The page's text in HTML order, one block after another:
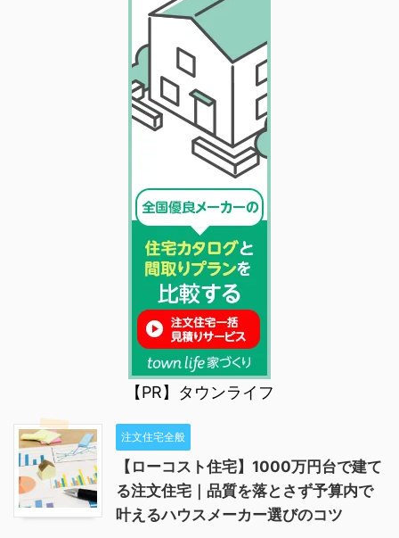
【PR】タウンライフ
注文住宅全般
【ローコスト住宅】1000万円台で建て
る注文住宅｜品質を落とさず予算内で
叶えるハウスメーカー選びのコツ